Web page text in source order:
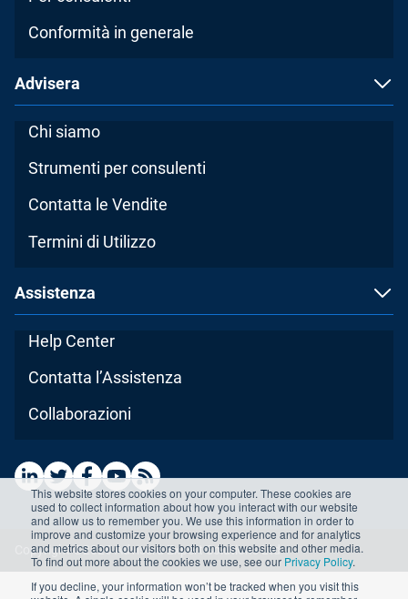
This website stores cookies on your computer. These cookies are
used to collect information about how you interact with our website
and allow us to remember you. We use this information in order to
improve and customize your browsing experience and for analytics
and metrics about our visitors both on this website and other media.
To find out more about the cookies we use, see our Privacy Policy.
If you decline, your information won’t be tracked when you visit this
Conformità in generale
Advisera
Chi siamo
Strumenti per consulenti
Contatta le Vendite
Termini di Utilizzo
Assistenza
Help Center
Contatta l’Assistenza
Collaborazioni
Copyright ©2026 Advisera Expert Solutions Ltd